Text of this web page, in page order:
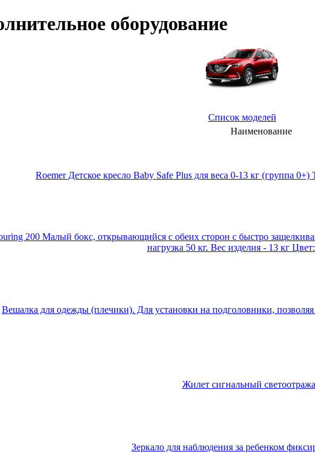
оборудование
Список моделей
Наименование
Roemer Детское кресло Baby Safe Plus для веса 0-13 кг (группа
200 Малый бокс, открывающийся с обеих сторон с быстро
нагрузка 50 кг. Вес изделия - 13 кг
Вешалка для одежды (плечики). Для установки на подголовники,
Жилет сигнальный
Зеркало для наблюдения за ребенком